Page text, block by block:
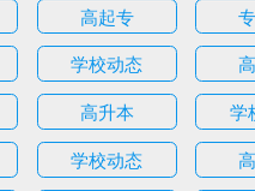
高起专
学校动态
高升本
学
学校动态